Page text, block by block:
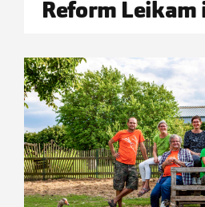
Reform Leikam